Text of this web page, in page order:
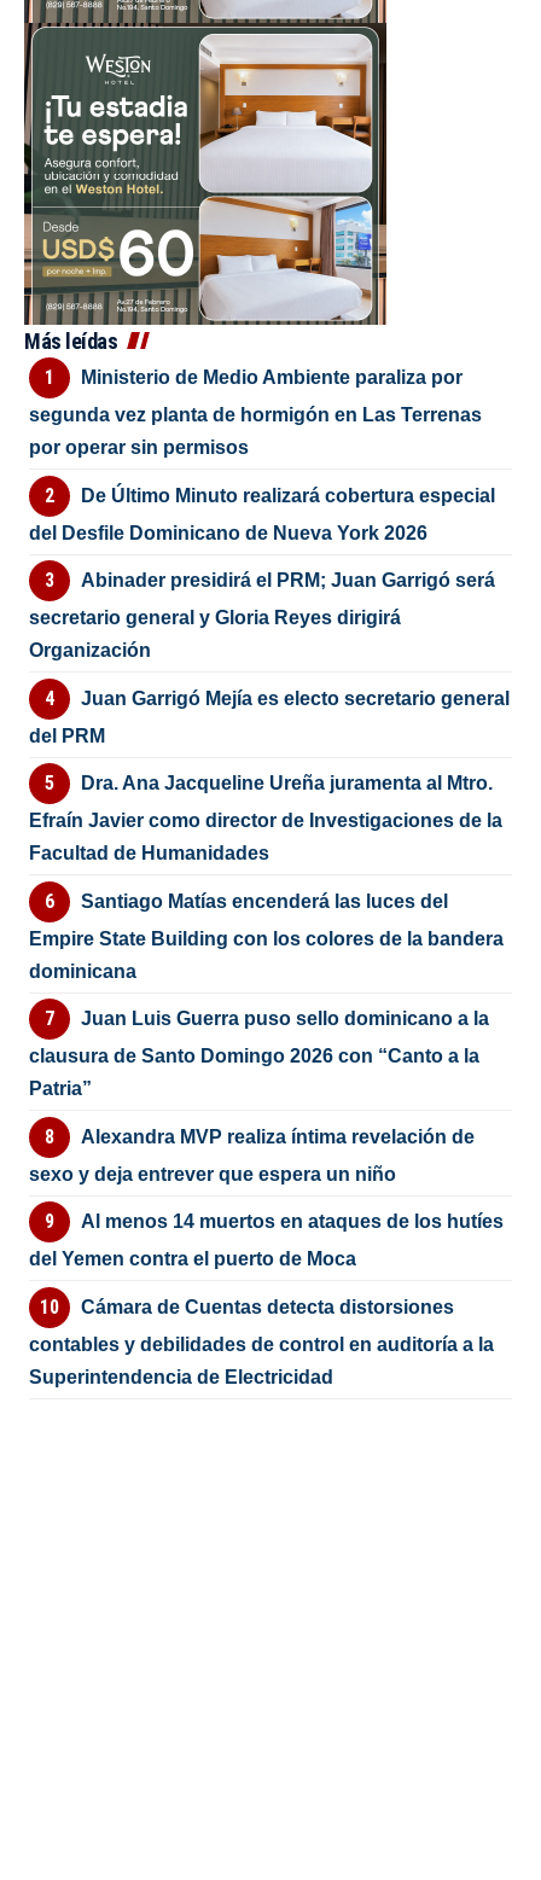
Más leídas
Ministerio de Medio Ambiente paraliza por
segunda vez planta de hormigón en Las Terrenas
por operar sin permisos
De Último Minuto realizará cobertura especial
del Desfile Dominicano de Nueva York 2026
Abinader presidirá el PRM; Juan Garrigó será
secretario general y Gloria Reyes dirigirá
Organización
Juan Garrigó Mejía es electo secretario general
del PRM
Dra. Ana Jacqueline Ureña juramenta al Mtro.
Efraín Javier como director de Investigaciones de la
Facultad de Humanidades
Santiago Matías encenderá las luces del
Empire State Building con los colores de la bandera
dominicana
Juan Luis Guerra puso sello dominicano a la
clausura de Santo Domingo 2026 con “Canto a la
Patria”
Alexandra MVP realiza íntima revelación de
sexo y deja entrever que espera un niño
Al menos 14 muertos en ataques de los hutíes
del Yemen contra el puerto de Moca
Cámara de Cuentas detecta distorsiones
contables y debilidades de control en auditoría a la
Superintendencia de Electricidad